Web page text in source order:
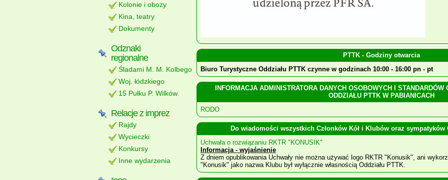
Kolonie i obozy
Kina, teatry
Dokumenty
Odznaki
regionalne
Śladami M. M. Kolbego
Woj. łódzkiego
15 Pułku P. Wilków
Relacje z imprez
Rajdy
Wycieczki
Konkursy
Inne wydarzenia
PTTK - Godziny otwarcia
Biuro Turystyczne Oddziału PTTK czynne w godzinach 10:00 - 16:00 pn - pt
INFORMACJA ADMINISTRATORA DANYCH OSOBOWYCH I
ODDZIAŁU PTTK W PABIANICACH
RODO
Do wiadomości wszystkich Członków Kół i Klubów oraz sympatyków
Uchwała o rozwiązaniu RKTR "KONUSIK"
Informacja - wyjaśnienie
Z dniem opublikowania Uchwały nie można używać logo RKTR "Konusik", ani
"Konusik" jako nazwa Klubu był wyłącznie własnością Oddziału PTTK.